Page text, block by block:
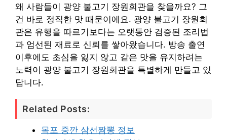
왜 사람들이 광양 불고기 장원회관을 찾을까요? 그
건 바로 정직한 맛 때문이에요. 광양 불고기 장원회
관은 유행을 따르기보다는 오랫동안 검증된 조리법
과 엄선된 재료로 신뢰를 쌓아왔습니다. 방송 출연
이후에도 초심을 잃지 않고 같은 맛을 유지하려는
노력이 광양 불고기 장원회관을 특별하게 만들고 있
답니다.
Related Posts:
목포 중깐 삼선짬뽕 정보